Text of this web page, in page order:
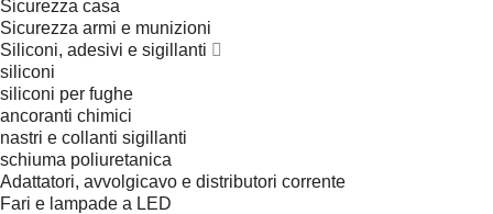
Sicurezza casa
Sicurezza armi e munizioni
Siliconi, adesivi e sigillanti
siliconi
siliconi per fughe
ancoranti chimici
nastri e collanti sigillanti
schiuma poliuretanica
Adattatori, avvolgicavo e distributori corrente
Fari e lampade a LED